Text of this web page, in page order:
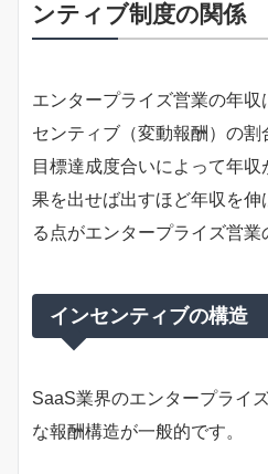
ンティブ制度の関係
エンタープライズ営業の年
センティブ（変動報酬）の割
目標達成度合いによって年
果を出せば出すほど年収を
る点がエンタープライズ営業
インセンティブの構造
SaaS業界のエンタープライ
な報酬構造が一般的です。